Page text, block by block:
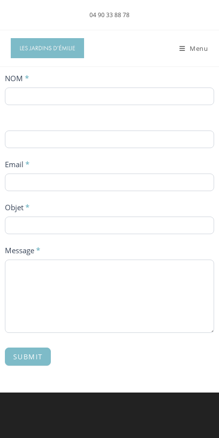
04 90 33 88 78
Menu
Formulaire
de
contact
NOM *
Email *
Objet *
Message *
SUBMIT